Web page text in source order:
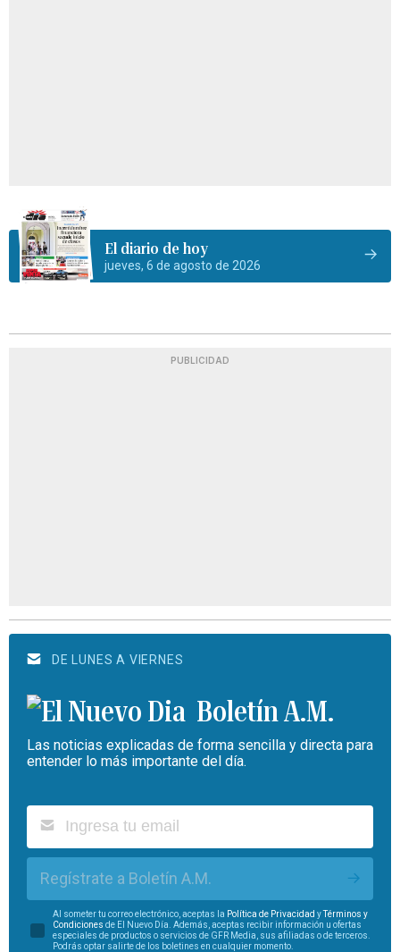
El diario de hoy
jueves, 6 de agosto de 2026
PUBLICIDAD
DE LUNES A VIERNES
Boletín A.M.
Las noticias explicadas de forma sencilla y directa para
entender lo más importante del día.
Regístrate a Boletín A.M.
Al someter tu correo electrónico, aceptas la Política de Privacidad yTérminos y
Condiciones de El Nuevo Día. Además, aceptas recibir información u ofertas
especiales de productos o servicios de GFR Media, sus afiliadas o de terceros.
Podrás optar salirte de los boletines en cualquier momento.